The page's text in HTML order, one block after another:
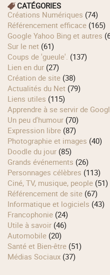
CATÉGORIES
Créations Numériques (74)
Référencement efficace (165)
Google Yahoo Bing et autres
Sur le net (61)
Coups de 'gueule'. (137)
Lien en dur (27)
Création de site (38)
Actualités du Net (79)
Liens utiles (115)
Apprendre à se servir de
Un peu d'humour (70)
Expression libre (87)
Photographie et images (40)
Doodle du jour (85)
Grands événements (26)
Personnages célèbres (113)
Ciné, TV, musique, people (51)
Référencement de site (67)
Informatique et logiciels (43)
Francophonie (24)
Utile à savoir (46)
Automobile (20)
Santé et Bien-être (51)
Médias Sociaux (37)